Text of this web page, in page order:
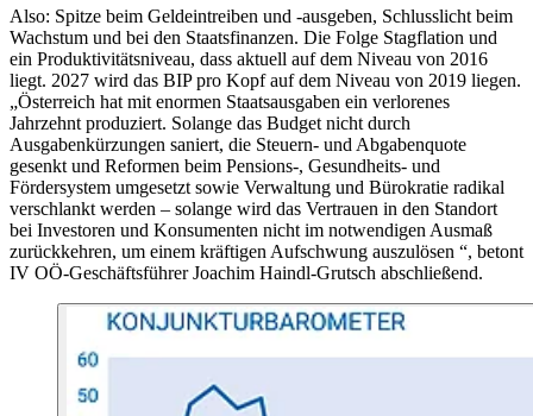
Also: Spitze beim Geldeintreiben und -ausgeben, Schlusslicht beim
Wachstum und bei den Staatsfinanzen. Die Folge Stagflation und
ein Produktivitätsniveau, dass aktuell auf dem Niveau von 2016
liegt. 2027 wird das BIP pro Kopf auf dem Niveau von 2019 liegen.
„Österreich hat mit enormen Staatsausgaben ein verlorenes
Jahrzehnt produziert. Solange das Budget nicht durch
Ausgabenkürzungen saniert, die Steuern- und Abgabenquote
gesenkt und Reformen beim Pensions-, Gesundheits- und
Fördersystem umgesetzt sowie Verwaltung und Bürokratie radikal
verschlankt werden – solange wird das Vertrauen in den Standort
bei Investoren und Konsumenten nicht im notwendigen Ausmaß
zurückkehren, um einem kräftigen Aufschwung auszulösen “, betont
IV OÖ-Geschäftsführer Joachim Haindl-Grutsch abschließend.